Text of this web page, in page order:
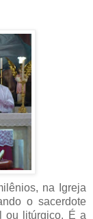
na Igreja
o sacerdote
ou litúrgico. É a